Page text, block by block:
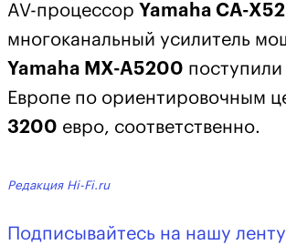
AV-процессор Yamaha CA-
многоканальный усилитель
Yamaha MX-A5200
Европе по ориентировочным
3200 евро, соответственно.
Редакция Hi-Fi.ru
Подписывайтесь на нашу